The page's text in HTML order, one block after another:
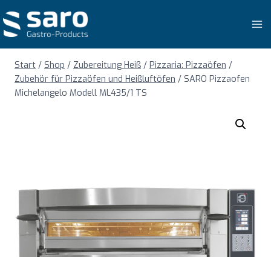
Inhalt
springen
Start / Shop / Zubereitung Heiß / Pizzaria: Pizzaöfen /
Zubehör für Pizzaöfen und Heißluftöfen / SARO Pizzaofen
Michelangelo Modell ML435/1 TS